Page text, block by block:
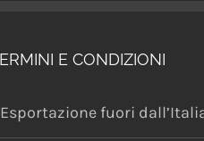
E CONDIZIONI
Esportazione fuori